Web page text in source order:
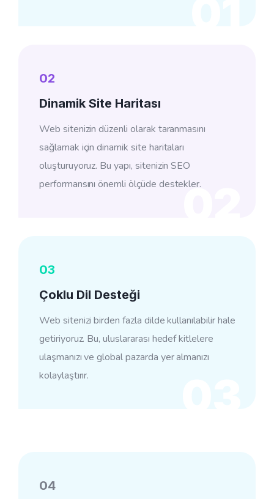
02
02
Dinamik Site Haritası
Web sitenizin düzenli olarak taranmasını
sağlamak için dinamik site haritaları
oluşturuyoruz. Bu yapı, sitenizin SEO
performansını önemli ölçüde destekler.
03
Çoklu Dil Desteği
Web sitenizi birden fazla dilde kullanılabilir hale
getiriyoruz. Bu, uluslararası hedef kitlelere
ulaşmanızı ve global pazarda yer almanızı
kolaylaştırır.
04